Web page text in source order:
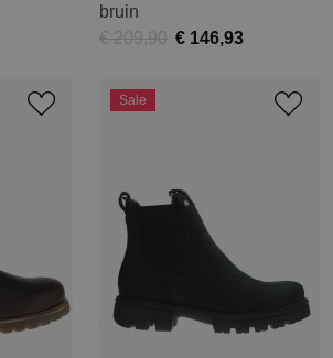
bruin
€ 209,90 € 146,93
Sale